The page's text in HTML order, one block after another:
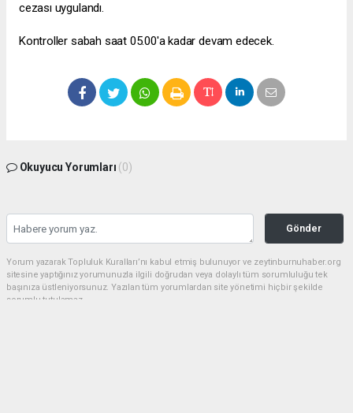
cezası uygulandı.
Kontroller sabah saat 05.00'a kadar devam edecek.
Okuyucu Yorumları (0)
Gönder
Yorum yazarak Topluluk Kuralları’nı kabul etmiş bulunuyor ve zeytinburnuhaber.org
sitesine yaptığınız yorumunuzla ilgili doğrudan veya dolaylı tüm sorumluluğu tek
başınıza üstleniyorsunuz. Yazılan tüm yorumlardan site yönetimi hiçbir şekilde
sorumlu tutulamaz.